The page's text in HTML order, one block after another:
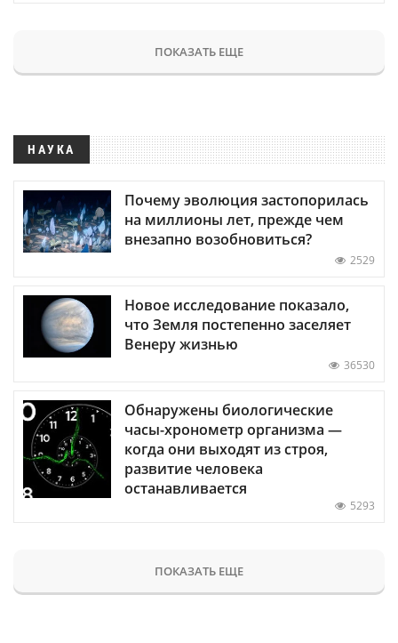
ПОКАЗАТЬ ЕЩЕ
НАУКА
Почему эволюция застопорилась
на миллионы лет, прежде чем
внезапно возобновиться?
2529
Новое исследование показало,
что Земля постепенно заселяет
Венеру жизнью
36530
Обнаружены биологические
часы-хронометр организма —
когда они выходят из строя,
развитие человека
останавливается
5293
ПОКАЗАТЬ ЕЩЕ